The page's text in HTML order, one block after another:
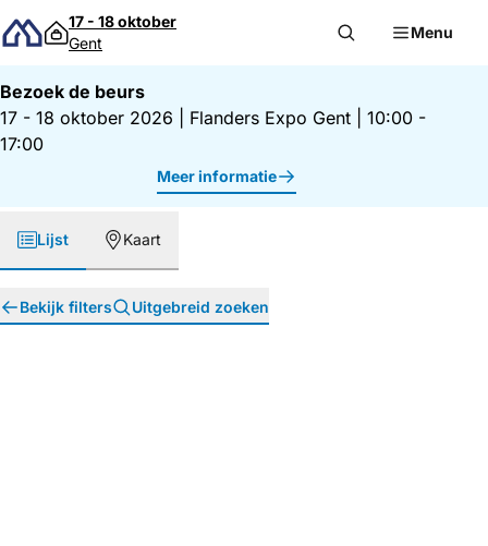
Direct naar inhoud
17 - 18 oktober
Gent
Menu
Bezoek de beurs
17 - 18 oktober 2026
Flanders Expo Gent
10:00 -
17:00
Meer informatie
Lijst Kaart
Bekijk filters Uitgebreid zoeken